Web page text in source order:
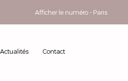
Afficher le numéro - Paris
Actualités Contact